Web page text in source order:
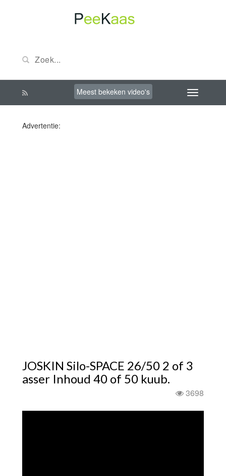
Meest bekeken video's
Advertentie:
JOSKIN Silo-SPACE 26/50 2 of 3
asser Inhoud 40 of 50 kuub.
3698